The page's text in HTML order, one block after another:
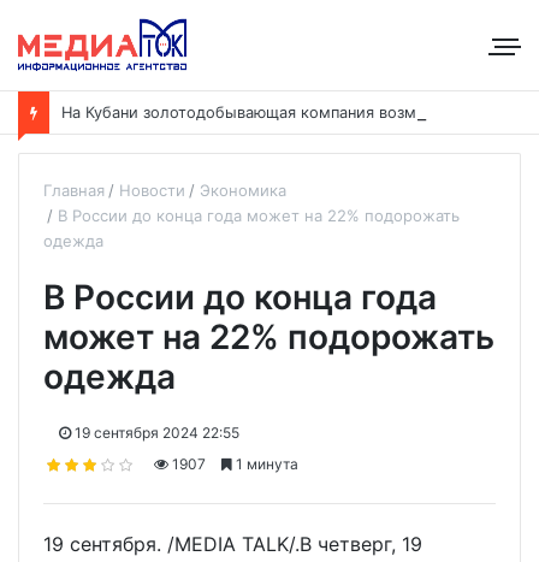
Главная Новости
Экономика
В России до конца года может на 22% подорожать
одежда
В России до конца года
может на 22% подорожать
одежда
19 сентября 2024 22:55
1907
1 минута
19 сентября. /MEDIA TALK/.В четверг, 19